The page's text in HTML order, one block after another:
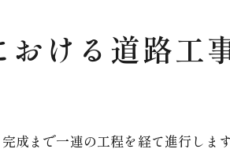
ける道路工
成まで一連の工程を経て進行し